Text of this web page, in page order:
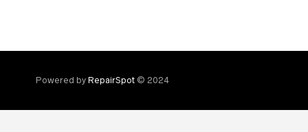
Powered by RepairSpot © 2024